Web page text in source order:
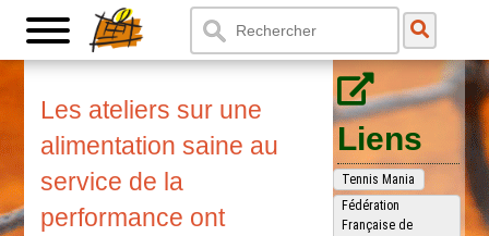
Les ateliers sur une
alimentation saine au
service de la
performance ont
Liens
Tennis Mania
Fédération
Française de